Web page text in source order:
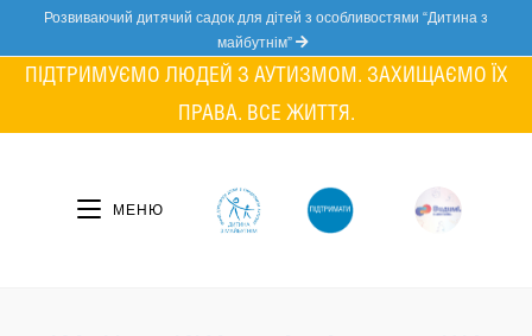
content
Розвиваючий дитячий садок для дітей з особливостями “Дитина з
майбутнім”
ПІДТРИМУЄМО ЛЮДЕЙ З АУТИЗМОМ. ЗАХИЩАЄМО ЇХ
ПРАВА. ВСЕ ЖИТТЯ.
МЕНЮ